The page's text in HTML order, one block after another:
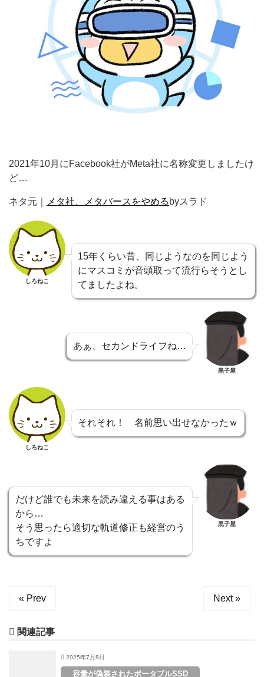
2021年10月にFacebook社がMeta社に名称変更しましたけ
ど…
ネタ元｜ メタ社、メタバースをやめる byスラド
しろねこ
15年くらい昔、同じようなのを同じよう
にマスコミが音頭取って流行らそうとし
てましたよね。
あぁ、セカンドライフね…
黒子屋
しろねこ
それそれ！ 名前思い出せなかったｗ
だけど誰でも未来を読み違える事はある
から…
そう思ったら適切な軌道修正も経営のう
ちですよ
黒子屋
« Prev Next »
関連記事
2025年7月8日
容量が偽装されたポータブルSSD